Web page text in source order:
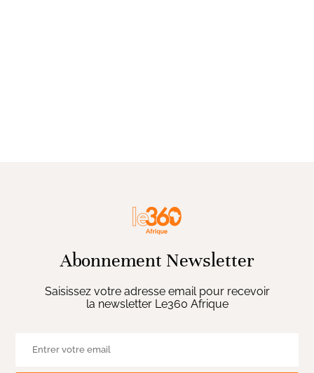
Abonnement Newsletter
Saisissez votre adresse email pour recevoir
la newsletter Le360 Afrique